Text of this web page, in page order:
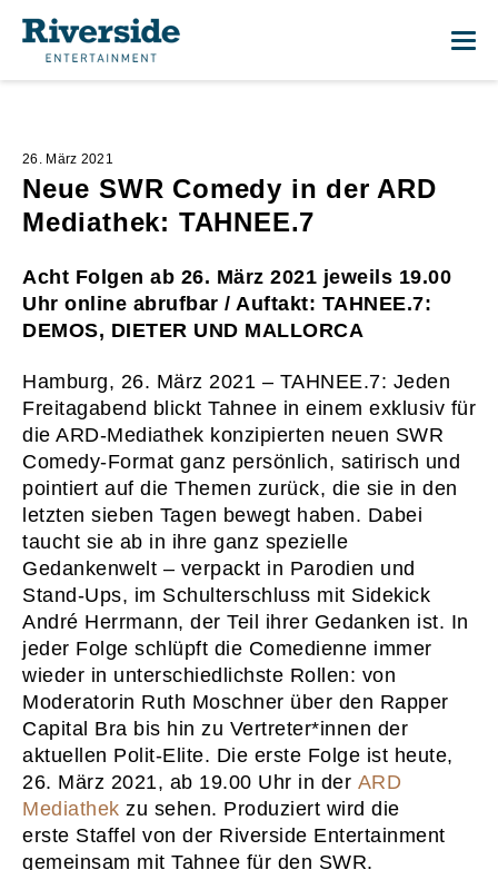
26. März 2021
Neue SWR Comedy in der ARD
Mediathek: TAHNEE.7
Acht Folgen ab 26. März 2021 jeweils 19.00
Uhr online abrufbar / Auftakt: TAHNEE.7:
DEMOS, DIETER UND MALLORCA
Hamburg, 26. März 2021 – TAHNEE.7: Jeden
Freitagabend blickt Tahnee in einem exklusiv für
die ARD-Mediathek konzipierten neuen SWR
Comedy-Format ganz persönlich, satirisch und
pointiert auf die Themen zurück, die sie in den
letzten sieben Tagen bewegt haben. Dabei
taucht sie ab in ihre ganz spezielle
Gedankenwelt – verpackt in Parodien und
Stand-Ups, im Schulterschluss mit Sidekick
André Herrmann, der Teil ihrer Gedanken ist. In
jeder Folge schlüpft die Comedienne immer
wieder in unterschiedlichste Rollen: von
Moderatorin Ruth Moschner über den Rapper
Capital Bra bis hin zu Vertreter*innen der
aktuellen Polit-Elite. Die erste Folge ist heute,
26. März 2021, ab 19.00 Uhr in der ARD
Mediathek zu sehen. Produziert wird die
erste Staffel von der Riverside Entertainment
gemeinsam mit Tahnee für den SWR.